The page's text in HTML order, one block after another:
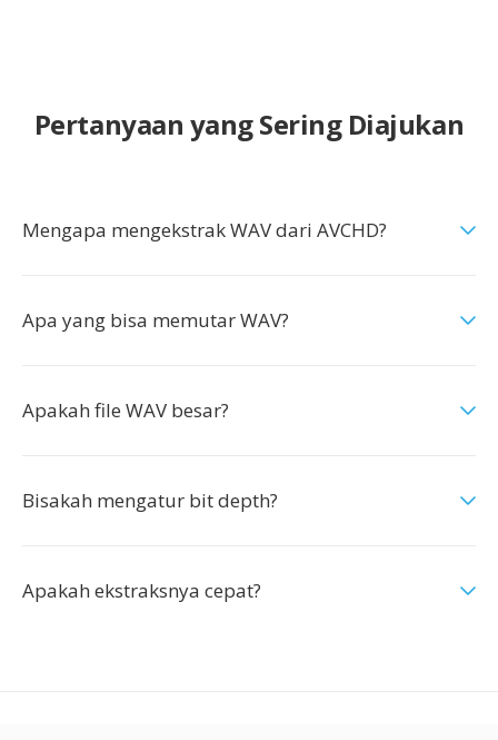
Pertanyaan yang Sering Diajukan
Mengapa mengekstrak WAV dari AVCHD?
Apa yang bisa memutar WAV?
Apakah file WAV besar?
Bisakah mengatur bit depth?
Apakah ekstraksnya cepat?